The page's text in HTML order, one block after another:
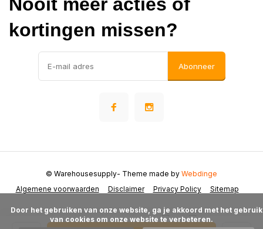
kortingen missen?
Abonneer
Algemene voorwaarden Disclaimer Privacy Policy Sitemap
© Warehousesupply- Theme made by Webdinge
van cookies om onze website te verbeteren.